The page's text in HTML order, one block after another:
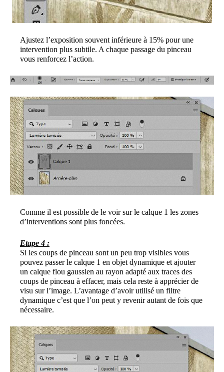
Ajustez l’exposition souvent inférieure à 15% pour une
intervention plus subtile. A chaque passage du pinceau
vous renforcez l’action.
Comme il est possible de le voir sur le calque 1 les zones
d’interventions sont plus foncées.
Etape 4 :
Si les coups de pinceau sont un peu trop visibles vous
pouvez passer le calque 1 en objet dynamique et ajouter
un calque flou gaussien au rayon adapté aux traces des
coups de pinceau à effacer, mais cela reste à apprécier de
visu sur l’image. L’avantage d’avoir utilisé un filtre
dynamique c’est que l’on peut y revenir autant de fois que
nécessaire.